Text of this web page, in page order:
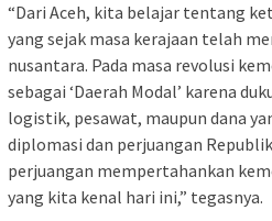
“Dari Aceh, kita belajar tentang
yang sejak masa kerajaan telah
nusantara. Pada masa revolusi
sebagai ‘Daerah Modal’ karena
logistik, pesawat, maupun dana
diplomasi dan perjuangan
perjuangan mempertahankan
yang kita kenal hari ini,” tegasnya.